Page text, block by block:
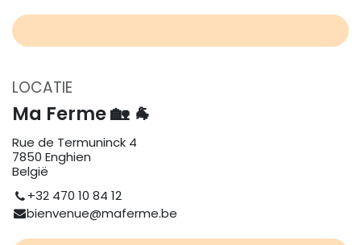
LOCATIE
Ma Ferme 🏡 🐐
Rue de Termuninck 4
7850 Enghien
België
+32 470 10 84 12
bienvenue@maferme.be